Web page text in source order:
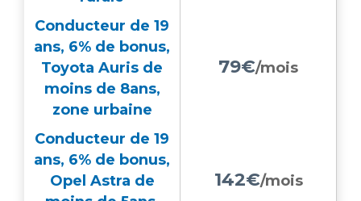
Conducteur de 19
ans, 6% de bonus,
Toyota Auris de
moins de 8ans,
zone urbaine
79€/mois
Conducteur de 19
ans, 6% de bonus,
Opel Astra de
142€/mois